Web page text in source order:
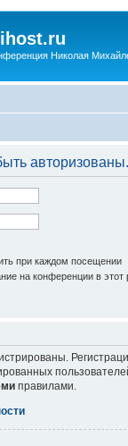
Николая
авторизованы.
при каждом посещении
на конференции в этот
правилами.